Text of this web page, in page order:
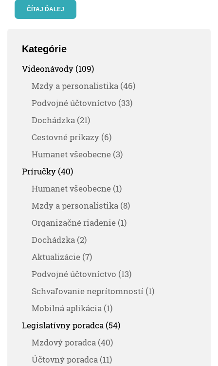
ČÍTAJ ĎALEJ
Kategórie
Videonávody (109)
Mzdy a personalistika (46)
Podvojné účtovníctvo (33)
Dochádzka (21)
Cestovné príkazy (6)
Humanet všeobecne (3)
Príručky (40)
Humanet všeobecne (1)
Mzdy a personalistika (8)
Organizačné riadenie (1)
Dochádzka (2)
Aktualizácie (7)
Podvojné účtovníctvo (13)
Schvaľovanie neprítomností (1)
Mobilná aplikácia (1)
Legislatívny poradca (54)
Mzdový poradca (40)
Účtovný poradca (11)